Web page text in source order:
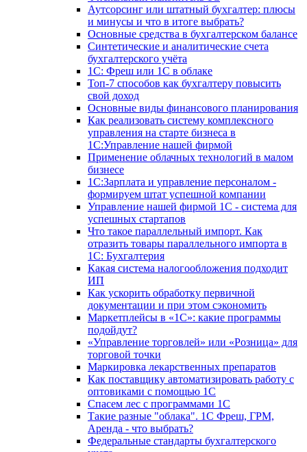
Аутсорсинг или штатный бухгалтер: плюсы
и минусы и что в итоге выбрать?
Основные средства в бухгалтерском балансе
Синтетические и аналитические счета
бухгалтерского учёта
1C: Фреш или 1С в облаке
Топ-7 способов как бухгалтеру повысить
свой доход
Основные виды финансового планирования
Как реализовать систему комплексного
управления на старте бизнеса в
1С:Управление нашей фирмой
Применение облачных технологий в малом
бизнесе
1C:Зарплата и управление персоналом -
формируем штат успешной компании
Управление нашей фирмой 1C - система для
успешных стартапов
Что такое параллельный импорт. Как
отразить товары параллельного импорта в
1С: Бухгалтерия
Какая система налогообложения подходит
ИП
Как ускорить обработку первичной
документации и при этом сэкономить
Маркетплейсы в «1С»: какие программы
подойдут?
«Управление торговлей» или «Розница» для
торговой точки
Маркировка лекарственных препаратов
Как поставщику автоматизировать работу с
оптовиками с помощью 1С
Спасем лес с программами 1С
Такие разные "облака". 1С Фреш, ГРМ,
Аренда - что выбрать?
Федеральные стандарты бухгалтерского